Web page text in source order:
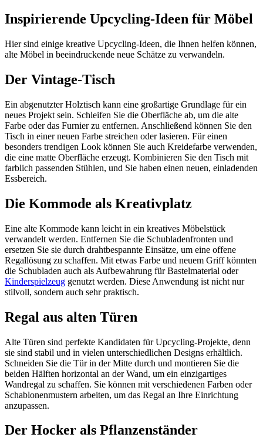
Inspirierende Upcycling-Ideen für Möbel
Hier sind einige kreative Upcycling-Ideen, die Ihnen helfen können,
alte Möbel in beeindruckende neue Schätze zu verwandeln.
Der Vintage-Tisch
Ein abgenutzter Holztisch kann eine großartige Grundlage für ein
neues Projekt sein. Schleifen Sie die Oberfläche ab, um die alte
Farbe oder das Furnier zu entfernen. Anschließend können Sie den
Tisch in einer neuen Farbe streichen oder lasieren. Für einen
besonders trendigen Look können Sie auch Kreidefarbe verwenden,
die eine matte Oberfläche erzeugt. Kombinieren Sie den Tisch mit
farblich passenden Stühlen, und Sie haben einen neuen, einladenden
Essbereich.
Die Kommode als Kreativplatz
Eine alte Kommode kann leicht in ein kreatives Möbelstück
verwandelt werden. Entfernen Sie die Schubladenfronten und
ersetzen Sie sie durch drahtbespannte Einsätze, um eine offene
Regallösung zu schaffen. Mit etwas Farbe und neuem Griff könnten
die Schubladen auch als Aufbewahrung für Bastelmaterial oder
Kinderspielzeug genutzt werden. Diese Anwendung ist nicht nur
stilvoll, sondern auch sehr praktisch.
Regal aus alten Türen
Alte Türen sind perfekte Kandidaten für Upcycling-Projekte, denn
sie sind stabil und in vielen unterschiedlichen Designs erhältlich.
Schneiden Sie die Tür in der Mitte durch und montieren Sie die
beiden Hälften horizontal an der Wand, um ein einzigartiges
Wandregal zu schaffen. Sie können mit verschiedenen Farben oder
Schablonenmustern arbeiten, um das Regal an Ihre Einrichtung
anzupassen.
Der Hocker als Pflanzenständer